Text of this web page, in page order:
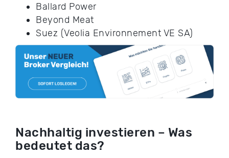
Ballard Power
Beyond Meat
Suez (Veolia Environnement VE SA)
Nachhaltig investieren – Was
bedeutet das?